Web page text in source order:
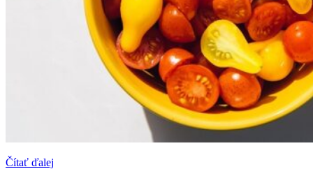
Čítať ďalej